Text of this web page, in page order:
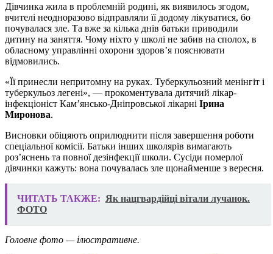
Дівчинка жила в проблемній родині, як виявилось згодом,
вчителі неодноразово відправляли її додому лікуватися, бо
почувалася зле. Та вже за кілька днів батьки приводили
дитину на заняття. Чому ніхто у школі не забив на сполох, в
обласному управлінні охорони здоров’я пояснювати
відмовились.
«Її принесли непритомну на руках. Туберкульозний менінгіт і
туберкульоз легені», — прокоментувала дитячий лікар-
інфекціоніст Кам’янсько-Дніпровської лікарні Ірина
Миронова.
Висновки обіцяють оприлюднити після завершення роботи
спеціальної комісії. Батьки інших школярів вимагають
роз’яснень та повної дезінфекції школи. Сусіди померлої
дівчинки кажуть: вона почувалась зле щонайменше з вересня.
ЧИТАТЬ ТАКЖЕ: Як нацгвардійці вітали лучанок.
ФОТО
Головне фото — ілюстративне.